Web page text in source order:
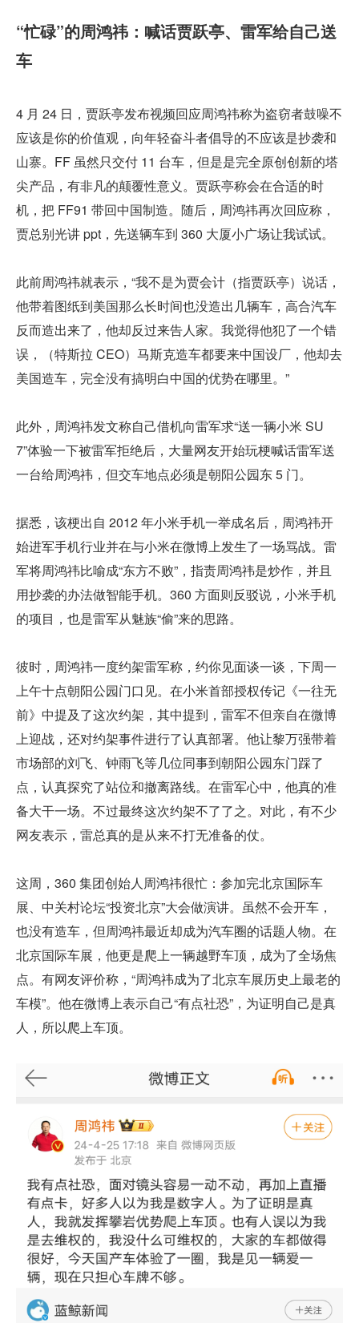
“忙碌”的周鸿祎：喊话贾跃亭、雷军给自己送
车
4 月 24 日，贾跃亭发布视频回应周鸿祎称为盗窃者鼓噪不
应该是你的价值观，向年轻奋斗者倡导的不应该是抄袭和
山寨。FF 虽然只交付 11 台车，但是是完全原创创新的塔
尖产品，有非凡的颠覆性意义。贾跃亭称会在合适的时
机，把 FF91 带回中国制造。随后，周鸿祎再次回应称，
贾总别光讲 ppt，先送辆车到 360 大厦小广场让我试试。
此前周鸿祎就表示，“我不是为贾会计（指贾跃亭）说话，
他带着图纸到美国那么长时间也没造出几辆车，高合汽车
反而造出来了，他却反过来告人家。我觉得他犯了一个错
误，（特斯拉 CEO）马斯克造车都要来中国设厂，他却去
美国造车，完全没有搞明白中国的优势在哪里。”
此外，周鸿祎发文称自己借机向雷军求“送一辆小米 SU
7”体验一下被雷军拒绝后，大量网友开始玩梗喊话雷军送
一台给周鸿祎，但交车地点必须是朝阳公园东 5 门。
据悉，该梗出自 2012 年小米手机一举成名后，周鸿祎开
始进军手机行业并在与小米在微博上发生了一场骂战。雷
军将周鸿祎比喻成“东方不败”，指责周鸿祎是炒作，并且
用抄袭的办法做智能手机。360 方面则反驳说，小米手机
的项目，也是雷军从魅族“偷”来的思路。
彼时，周鸿祎一度约架雷军称，约你见面谈一谈，下周一
上午十点朝阳公园门口见。在小米首部授权传记《一往无
前》中提及了这次约架，其中提到，雷军不但亲自在微博
上迎战，还对约架事件进行了认真部署。他让黎万强带着
市场部的刘飞、钟雨飞等几位同事到朝阳公园东门踩了
点，认真探究了站位和撤离路线。在雷军心中，他真的准
备大干一场。不过最终这次约架不了了之。对此，有不少
网友表示，雷总真的是从来不打无准备的仗。
这周，360 集团创始人周鸿祎很忙：参加完北京国际车
展、中关村论坛“投资北京”大会做演讲。虽然不会开车，
也没有造车，但周鸿祎最近却成为汽车圈的话题人物。在
北京国际车展，他更是爬上一辆越野车顶，成为了全场焦
点。有网友评价称，“周鸿祎成为了北京车展历史上最老的
车模”。他在微博上表示自己“有点社恐”，为证明自己是真
人，所以爬上车顶。